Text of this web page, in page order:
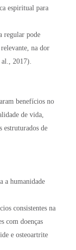
espiritual para
regular pode
na dor
2017).
benefícios no
de vida,
estruturados de
a humanidade
consistentes na
com doenças
e osteoartrite